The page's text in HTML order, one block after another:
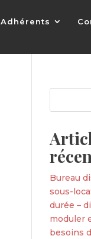
Bureau
sous-
durée –
moduler
besoins